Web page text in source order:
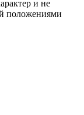
и не
положениями